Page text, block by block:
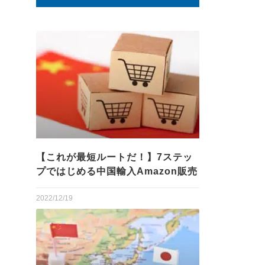
【これが最短ルートだ！】7ステッ
プではじめる中国輸入Amazon販売
2022/12/19